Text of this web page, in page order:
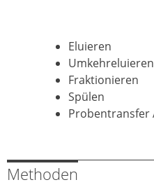
Eluieren
Umkehreluieren
Fraktionieren
Spülen
Probentransfer
Methoden